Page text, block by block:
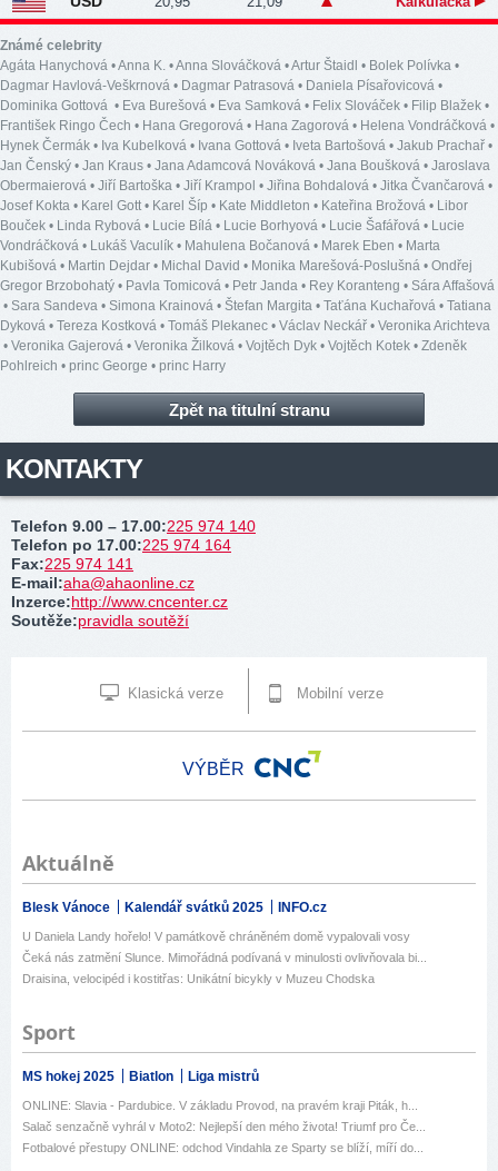
Známé celebrity
Agáta Hanychová •Anna K. •Anna Slováčková •Artur Štaidl • Bolek Polívka •
Dagmar Havlová-Veškrnová • Dagmar Patrasová • Daniela Písařovicová •
Dominika Gottová • Eva Burešová • Eva Samková • Felix Slováček • Filip Blažek •
František Ringo Čech • Hana Gregorová • Hana Zagorová • Helena Vondráčková •
Hynek Čermák • Iva Kubelková • Ivana Gottová • Iveta Bartošová • Jakub Prachař •
Jan Čenský • Jan Kraus • Jana Adamcová Nováková • Jana Boušková • Jaroslava
Obermaierová • Jiří Bartoška • Jiří Krampol • Jiřina Bohdalová • Jitka Čvančarová •
Josef Kokta • Karel Gott • Karel Šíp • Kate Middleton • Kateřina Brožová • Libor
Bouček • Linda Rybová • Lucie Bílá • Lucie Borhyová • Lucie Šafářová • Lucie
Vondráčková • Lukáš Vaculík • Mahulena Bočanová • Marek Eben • Marta
Kubišová • Martin Dejdar • Michal David • Monika Marešová-Poslušná • Ondřej
Gregor Brzobohatý • Pavla Tomicová • Petr Janda • Rey Koranteng • Sára Affašová
• Sara Sandeva • Simona Krainová • Štefan Margita • Taťána Kuchařová • Tatiana
Dyková • Tereza Kostková • Tomáš Plekanec • Václav Neckář • Veronika Arichteva
• Veronika Gajerová • Veronika Žilková • Vojtěch Dyk • Vojtěch Kotek • Zdeněk
Pohlreich • princ George • princ Harry
Zpět na titulní stranu
KONTAKTY
Telefon 9.00 – 17.00:225 974 140
Telefon po 17.00:225 974 164
Fax:225 974 141
E-mail:aha@ahaonline.cz
Inzerce:http://www.cncenter.cz
Soutěže:pravidla soutěží
Klasická verze Mobilní verze
VÝBĚR
Aktuálně
Blesk Vánoce Kalendář svátků 2025 INFO.cz
U Daniela Landy hořelo! V památkově chráněném domě vypalovali vosy
Čeká nás zatmění Slunce. Mimořádná podívaná v minulosti ovlivňovala bi...
Draisina, velocipéd i kostitřas: Unikátní bicykly v Muzeu Chodska
Sport
MS hokej 2025 Biatlon Liga mistrů
ONLINE: Slavia - Pardubice. V základu Provod, na pravém kraji Piták, h...
Salač senzačně vyhrál v Moto2: Nejlepší den mého života! Triumf pro Če...
Fotbalové přestupy ONLINE: odchod Vindahla ze Sparty se blíží, míří do...